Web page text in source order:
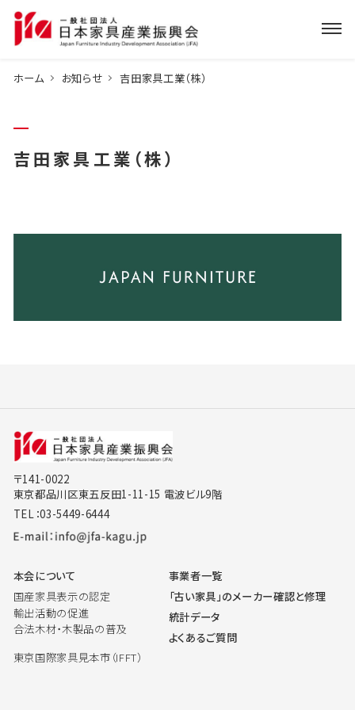
ホーム お知らせ 吉田家具工業（株）
吉田家具工業（株）
〒141-0022
東京都品川区東五反田1-11-15 電波ビル9階
TEL：03-5449-6444
本会について
国産家具表示の認定
輸出活動の促進
合法木材・木製品の普及
東京国際家具見本市（IFFT）
事業者一覧
「古い家具」のメーカー確認と修理
統計データ
よくあるご質問